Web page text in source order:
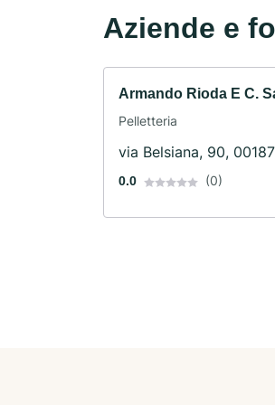
Aziende e
Armando Rioda E C.
Pelletteria
via Belsiana, 90,
0.0 (0)